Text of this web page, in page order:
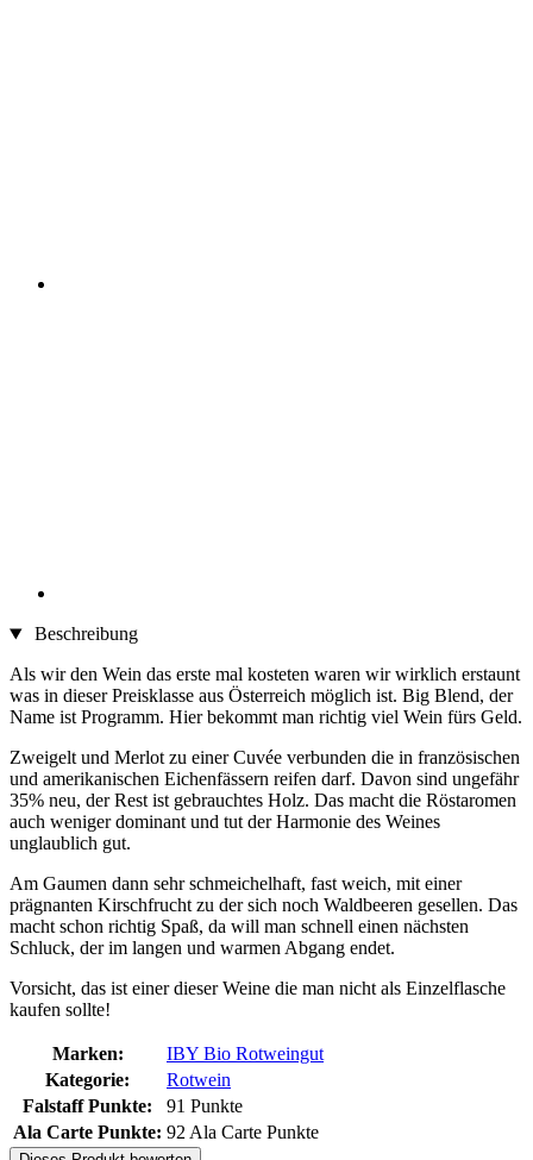
Beschreibung
Als wir den Wein das erste mal kosteten waren wir wirklich erstaunt
was in dieser Preisklasse aus Österreich möglich ist. Big Blend, der
Name ist Programm. Hier bekommt man richtig viel Wein fürs Geld.
Zweigelt und Merlot zu einer Cuvée verbunden die in französischen
und amerikanischen Eichenfässern reifen darf. Davon sind ungefähr
35% neu, der Rest ist gebrauchtes Holz. Das macht die Röstaromen
auch weniger dominant und tut der Harmonie des Weines
unglaublich gut.
Am Gaumen dann sehr schmeichelhaft, fast weich, mit einer
prägnanten Kirschfrucht zu der sich noch Waldbeeren gesellen. Das
macht schon richtig Spaß, da will man schnell einen nächsten
Schluck, der im langen und warmen Abgang endet.
Vorsicht, das ist einer dieser Weine die man nicht als Einzelflasche
kaufen sollte!
Marken:
IBY Bio Rotweingut
Kategorie:
Rotwein
Falstaff Punkte:
91 Punkte
Ala Carte Punkte: 92 Ala Carte Punkte